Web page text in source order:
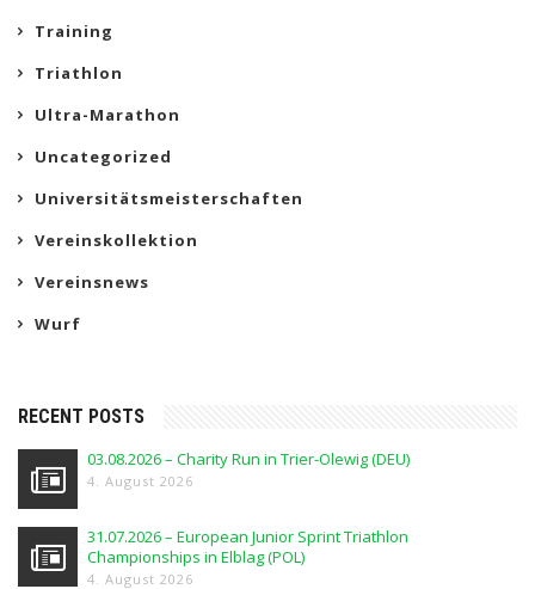
Training
Triathlon
Ultra-Marathon
Uncategorized
Universitätsmeisterschaften
Vereinskollektion
Vereinsnews
Wurf
RECENT POSTS
03.08.2026 – Charity Run in Trier-Olewig (DEU)
4. August 2026
31.07.2026 – European Junior Sprint Triathlon
Championships in Elblag (POL)
4. August 2026